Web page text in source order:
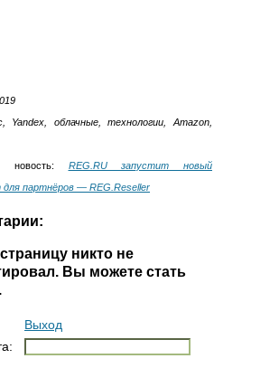
Yandex, облачные, технологии, Amazon,
новость: REG.RU запустит новый
партнёров — REG.Reseller
никто не
Вы можете стать
Выход